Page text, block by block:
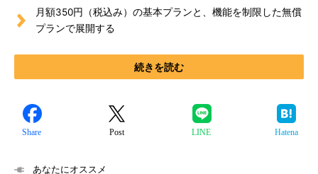
月額350円（税込み）の基本プランと、機能を制限した無償
プランで展開する
続きを読む
Share Post LINE Hatena
あなたにオススメ